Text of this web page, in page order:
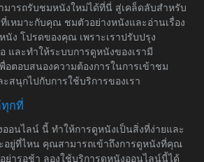
ารถรับชมหนังใหม่ได้ที่นี่ สู่เคล็ดลับสำหรับ
เหมาะกับคุณ ชมตัวอย่างหนังและอ่านเรื่อง
ง โปรดของคุณ เพราะเราปรับปรุง
และทำให้ระบบการดูหนังของเรามี
ตอบสนองความต้องการในการเข้าชม
สนุกไปกับการใช้บริการของเรา
กที่
อนไลน์ นี้ ทำให้การดูหนังเป็นสิ่งที่ง่ายและ
อยู่ที่ไหน คุณสามารถเข้าถึงการดูหนังที่คุณ
ย่ารอช้า ลองใช้บริการดูหนังออนไลน์นี้ได้